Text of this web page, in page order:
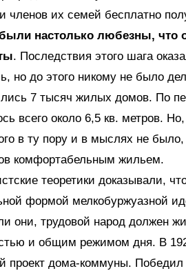
членов их семей бесплатно
настолько любезны, что
. Последствия этого шага
но до этого никому не было
7 тысяч жилых домов. По
всего около 6,5 кв. метров. Но,
в ту пору и в мыслях не
комфортабельным жильем.
теоретики доказывали,
формой мелкобуржуазной
они, трудовой народ должен
и общим режимом дня. В
проект дома-коммуны. Победил